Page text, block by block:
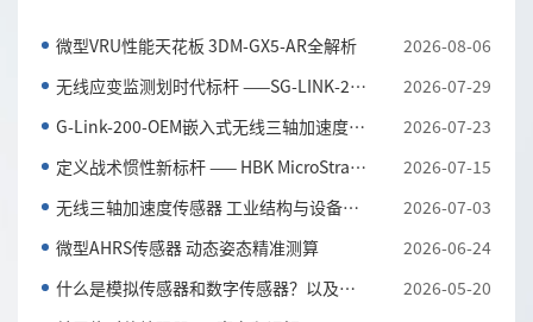
微型VRU性能天花板 3DM-GX5-AR全解析
2026-08-06
无线应变监测划时代标杆 ——SG-LINK-200三通道无线应...
2026-07-29
G-Link-200-OEM嵌入式无线三轴加速度传感器 全工况振...
2026-07-23
定义战术惯性新标杆 —— HBK MicroStrain 3DM-CV7-AH...
2026-07-15
无线三轴加速度传感器 工业结构与设备振动监测利器
2026-07-03
微型AHRS传感器 动态姿态精准测算
2026-06-24
什么是模拟传感器和数字传感器？以及它们的主要区别
2026-05-20